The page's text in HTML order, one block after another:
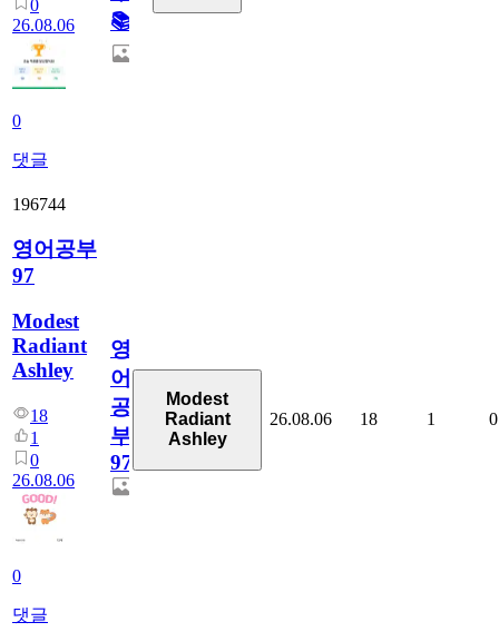
0
26.08.06
0
댓글
📚
196744
영어공부
97
Modest
Radiant
Ashley
18
1
0
26.08.06
0
댓글
영
어
공
부
97
Modest
Radiant
Ashley
26.08.06 18 1 0